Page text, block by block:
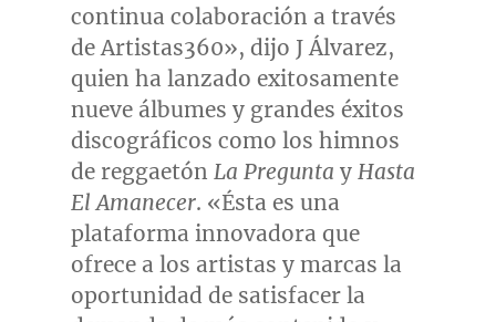
continua colaboración a través
de Artistas360», dijo J Álvarez,
quien ha lanzado exitosamente
nueve álbumes y grandes éxitos
discográficos como los himnos
de reggaetón La Pregunta y Hasta
El Amanecer. «Ésta es una
plataforma innovadora que
ofrece a los artistas y marcas la
oportunidad de satisfacer la